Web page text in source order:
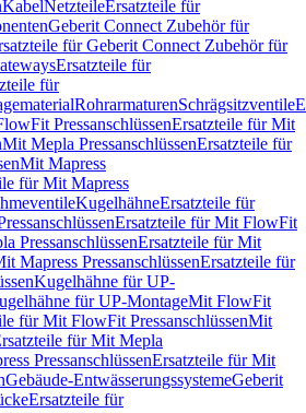
KabelNetzteileErsatzteile für
Geberit Connect Zubehör für
für Geberit Connect Zubehör für
Ersatzteile für
für
RohrarmaturenSchrägsitzventile
PressanschlüssenErsatzteile für Mit
Mit Mepla PressanschlüssenErsatzteile für
Mit Mapress
für Mit Mapress
KugelhähneErsatzteile für
Ersatzteile für Mit FlowFit
PressanschlüssenErsatzteile für Mit
Mapress PressanschlüssenErsatzteile für
Kugelhähne für UP-
für UP-MontageMit FlowFit
für Mit FlowFit PressanschlüssenMit
für Mit Mepla
PressanschlüssenErsatzteile für Mit
Gebäude-EntwässerungssystemeGeberit
Ersatzteile für